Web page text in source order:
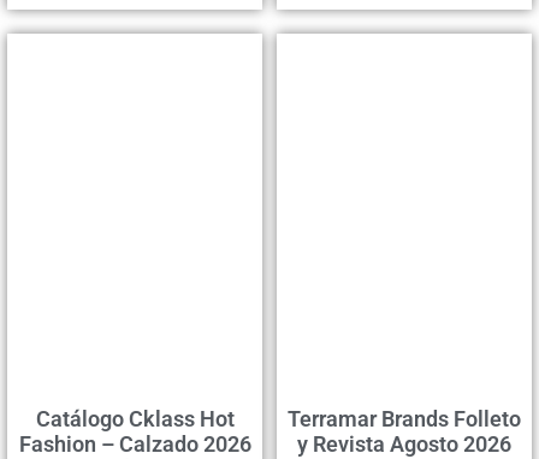
Catálogo Cklass Hot
Fashion – Calzado 2026
Terramar Brands Folleto
y Revista Agosto 2026